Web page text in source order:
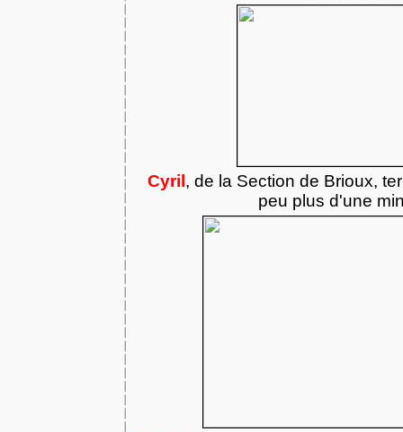
Cyril , de la Section de Brioux,
peu plus d'une